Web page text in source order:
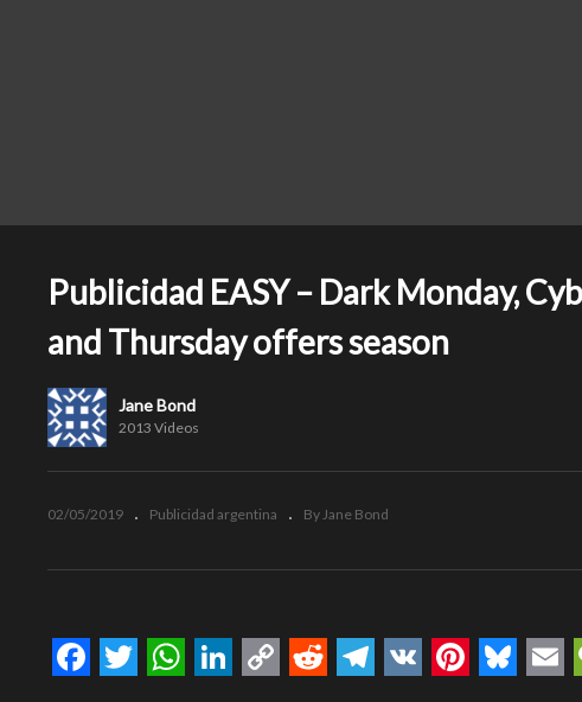
Publicidad EASY – Dark Monday,
and Thursday offers season
Jane Bond
2013 Videos
02/05/2019 Publicidad argentina By Jane Bond